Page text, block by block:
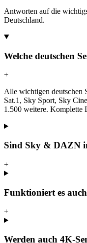
Antworten auf die
Deutschland.
Welche deutschen
+
Alle wichtigen deutschen
Sat.1, Sky Sport, Sky
1.500 weitere. Komplette
Sind Sky & DAZN
+
Funktioniert es
+
Werden auch 4K-